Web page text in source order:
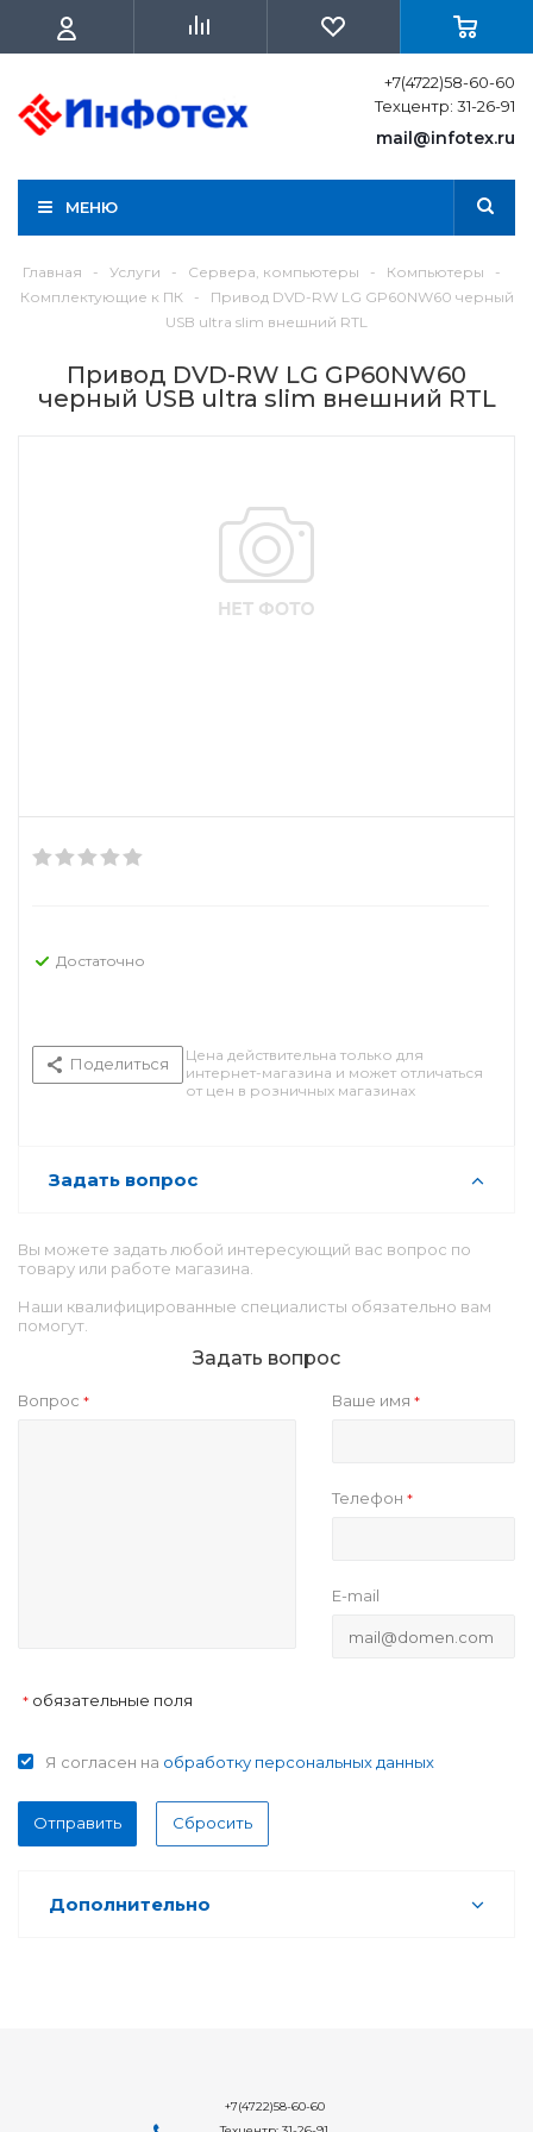
+7(4722)58-60-60
Техцентр: 31-26-91
mail@infotex.ru
МЕНЮ
Главная - Услуги - Сервера, компьютеры - Компьютеры
-
Комплектующие к ПК
-
Привод DVD-RW LG GP60NW60 черный
USB ultra slim внешний RTL
Привод DVD-RW LG GP60NW60
черный USB ultra slim внешний RTL
Достаточно
Поделиться
Цена действительна только для
интернет-магазина и может отличаться
от цен в розничных магазинах
Задать вопрос
Вы можете задать любой интересующий вас вопрос по
товару или работе магазина.
Наши квалифицированные специалисты обязательно вам
помогут.
Задать вопрос
Вопрос * Ваше имя*
Телефон*
E-mail
* обязательные поля
Я согласен на обработку персональных данных
Отправить Сбросить
Дополнительно
+7(4722)58-60-60